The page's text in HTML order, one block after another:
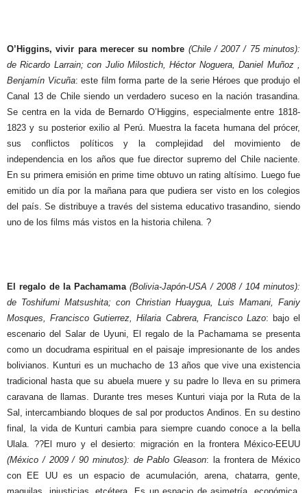
O’Higgins, vivir para merecer su nombre (Chile / 2007 / 75 minutos):
de Ricardo Larrain; con Julio Milostich, Héctor Noguera, Daniel Muñoz ,
Benjamín Vicuña: este film forma parte de la serie Héroes que produjo el
Canal 13 de Chile siendo un verdadero suceso en la nación trasandina.
Se centra en la vida de Bernardo O’Higgins, especialmente entre 1818-
1823 y su posterior exilio al Perú. Muestra la faceta humana del prócer,
sus conflictos políticos y la complejidad del movimiento de
independencia en los años que fue director supremo del Chile naciente.
En su primera emisión en prime time obtuvo un rating altísimo. Luego fue
emitido un día por la mañana para que pudiera ser visto en los colegios
del país. Se distribuye a través del sistema educativo trasandino, siendo
uno de los films más vistos en la historia chilena. ?
El regalo de la Pachamama (Bolivia-Japón-USA / 2008 / 104 minutos):
de Toshifumi Matsushita; con Christian Huaygua, Luis Mamani, Faniy
Mosques, Francisco Gutierrez, Hilaria Cabrera, Francisco Lazo: bajo el
escenario del Salar de Uyuni, El regalo de la Pachamama se presenta
como un docudrama espiritual en el paisaje impresionante de los andes
bolivianos. Kunturi es un muchacho de 13 años que vive una existencia
tradicional hasta que su abuela muere y su padre lo lleva en su primera
caravana de llamas. Durante tres meses Kunturi viaja por la Ruta de la
Sal, intercambiando bloques de sal por productos Andinos. En su destino
final, la vida de Kunturi cambia para siempre cuando conoce a la bella
Ulala. ??El muro y el desierto: migración en la frontera México-EEUU
(México / 2009 / 90 minutos): de Pablo Gleason: la frontera de México
con EE UU es un espacio de acumulación, arena, chatarra, gente,